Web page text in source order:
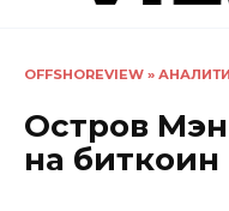
OFFSHOREVIEW »
Остров Мэн
на биткоин